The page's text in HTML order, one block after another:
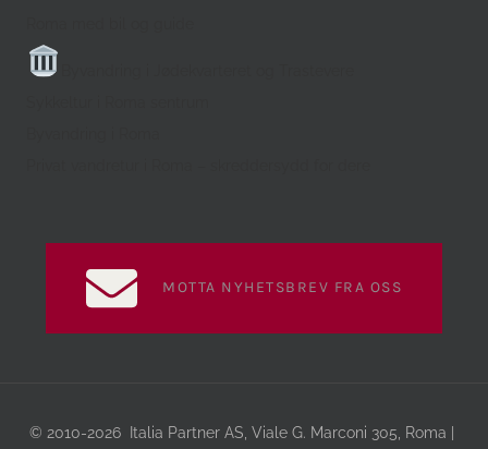
MOTTA NYHETSBREV FRA OSS
© 2010-2026 Italia Partner AS, Viale G. Marconi 305, Roma |